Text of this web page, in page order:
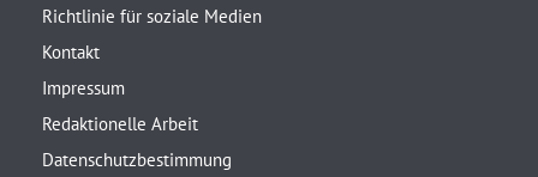
Richtlinie für soziale Medien
Kontakt
Impressum
Redaktionelle Arbeit
Datenschutzbestimmung